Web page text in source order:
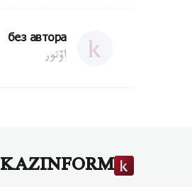
без автора
اۆتور
KAZINFORM